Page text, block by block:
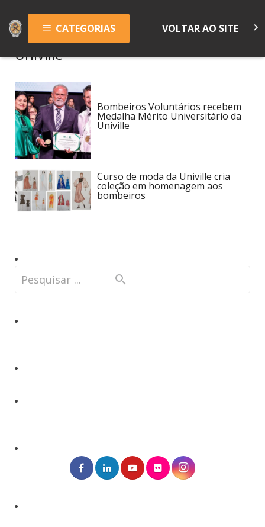
menu CATEGORIAS VOLTAR AO SITE keyboard_arrow_right
Univille
Bombeiros Voluntários recebem
Medalha Mérito Universitário da
Univille
Curso de moda da Univille cria
coleção em homenagem aos
bombeiros